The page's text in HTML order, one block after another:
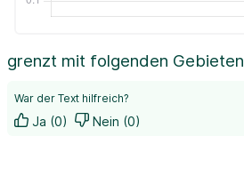
grenzt mit folgenden Gebieten
War der Text hilfreich?
Ja (0) Nein (0)